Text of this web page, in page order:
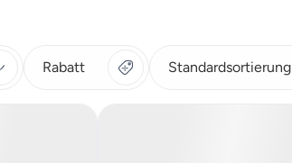
Rabatt Standardsortierung